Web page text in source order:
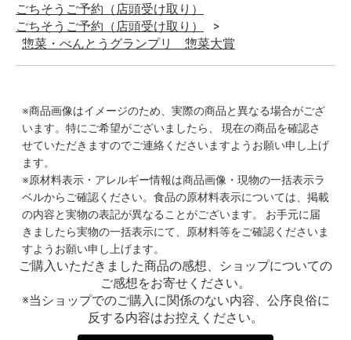
ごちそうご予約（店頭受け取り）
ごちそうご予約（店頭受け取り）
惣菜・べんとうグランプリ 惣菜大賞
※商品画像はイメージのため、実際の商品と異なる場合がござ
います。特にご希望がございましたら、 現在の商品を確認さ
せていただきますのでご連絡くださいますようお願い申し上げ
ます。
※原材料表示・アレルギー情報は商品画像・現物の一括表示ラ
ベルからご確認ください。食品の原材料表示については、掲載
の内容と実物の表記が異なることがございます。 お手元に届
きましたら実物の一括表示にて、原材料等をご確認くださいま
すようお願い申し上げます。
ご購入いただきました商品の感想、ショップについての
ご感想をお寄せください。
※当ショップでのご購入に関係のない内容、公序良俗に
反する内容はお控えください。